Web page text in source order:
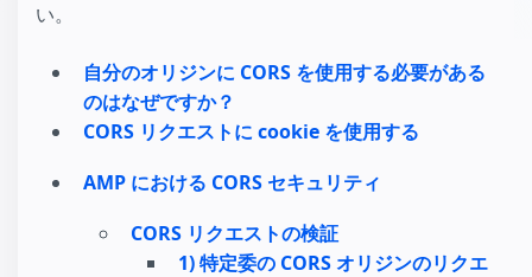
い。
自分のオリジンに CORS を使用する必要がある
のはなぜですか？
CORS リクエストに cookie を使用する
AMP における CORS セキュリティ
CORS リクエストの検証
1) 特定委の CORS オリジンのリクエ